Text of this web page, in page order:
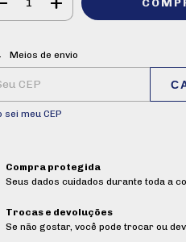
para o CEP:
Meios de envio
sei meu CEP
Compra protegida
Seus dados cuidados durante toda a
Trocas e devoluções
Se não gostar, você pode trocar ou